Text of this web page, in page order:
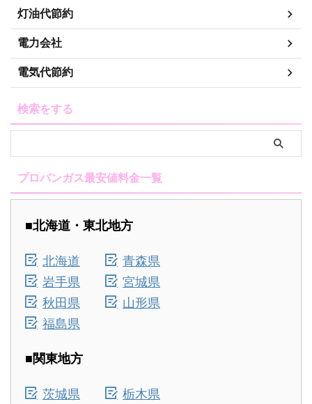
灯油代節約
電力会社
電気代節約
検索をする
プロパンガス最安値料金一覧
■北海道・東北地方
北海道
青森県
岩手県
宮城県
秋田県
山形県
福島県
■関東地方
茨城県
栃木県